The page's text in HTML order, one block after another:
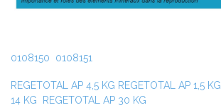
0108150 0108151
REGETOTAL AP 4,5 KG REGETOTAL AP 1,5 KG
14 KG
REGETOTAL AP 30 KG